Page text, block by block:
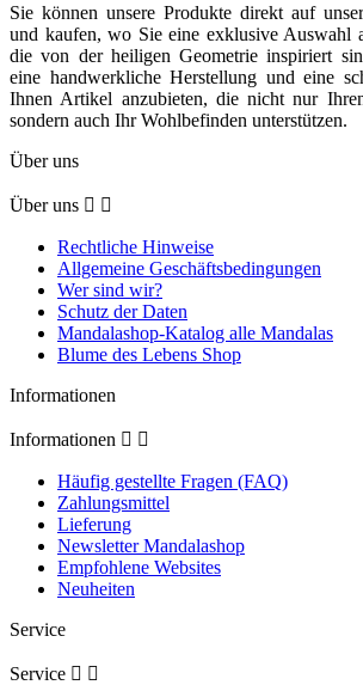
Sie können unsere Produkte direkt auf
und kaufen, wo Sie eine exklusive Auswahl
die von der heiligen Geometrie inspiriert
eine handwerkliche Herstellung und eine
Ihnen Artikel anzubieten, die nicht nur
sondern auch Ihr Wohlbefinden unterstützen.
Über uns
Über uns  
Rechtliche Hinweise
Allgemeine Geschäftsbedingungen
Wer sind wir?
Schutz der Daten
Mandalashop-Katalog alle Mandalas
Blume des Lebens Shop
Informationen
Informationen  
Häufig gestellte Fragen (FAQ)
Zahlungsmittel
Lieferung
Newsletter Mandalashop
Empfohlene Websites
Neuheiten
Service
Service  